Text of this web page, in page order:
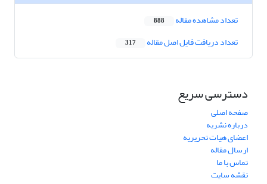
تعداد مشاهده مقاله 888
تعداد دریافت فایل اصل مقاله 317
دسترسی سریع
صفحه اصلی
درباره نشریه
اعضای هیات تحریریه
ارسال مقاله
تماس با ما
نقشه سایت